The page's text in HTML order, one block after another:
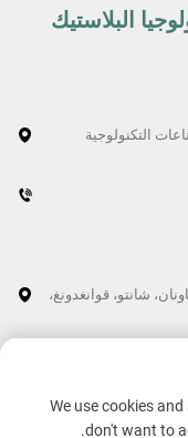
البلاستيك
الصناعات التكنولوجية
شانتو، قوانغدونغ،
We use cookies
don't want to